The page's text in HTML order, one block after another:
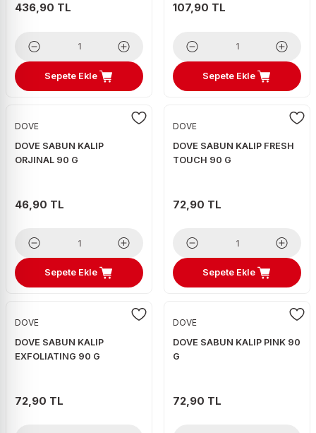
436,90 TL
Sepete Ekle
107,90 TL
Sepete Ekle
DOVE
DOVE SABUN KALIP
ORJINAL 90 G
46,90 TL
Sepete Ekle
DOVE
DOVE SABUN KALIP FRESH
TOUCH 90 G
72,90 TL
Sepete Ekle
DOVE
DOVE SABUN KALIP
EXFOLIATING 90 G
72,90 TL
DOVE
DOVE SABUN KALIP PINK 90
G
72,90 TL